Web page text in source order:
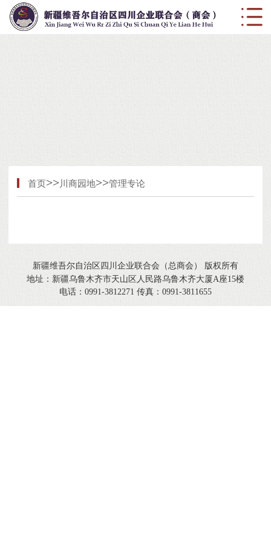
首页>>川商园地>>管理专论
新疆维吾尔自治区四川企业联合会（总商会） 版权所有
地址：新疆乌鲁木齐市天山区人民路乌鲁木齐大厦A座15楼
电话：0991-3812271 传真：0991-3811655